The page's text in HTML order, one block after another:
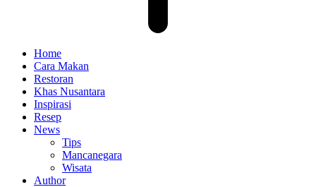
Home
Cara Makan
Restoran
Khas Nusantara
Inspirasi
Resep
News
Tips
Mancanegara
Wisata
Author